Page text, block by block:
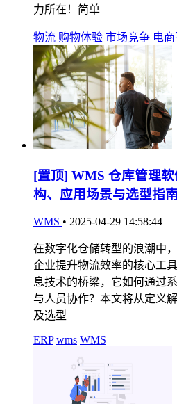
力所在！简单
物流 购物体验 市场竞争 电
[置顶] WMS 仓库管理
构、应用场景与选型指
WMS • 2025-04-29 14:58:44
在数字化仓储转型的浪潮中
企业提升物流效率的核心工
息技术的桥梁，它如何通过
与人员协作？本文将从定义
及选型
ERP wms WMS